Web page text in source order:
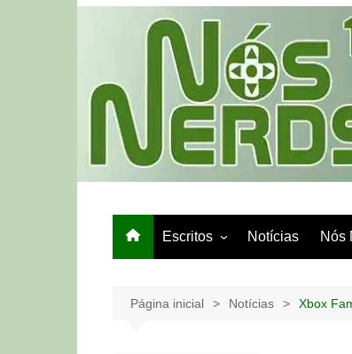
Escritos
Papo de Bar
Notícias Nós
Página inicial Notícias Xbox